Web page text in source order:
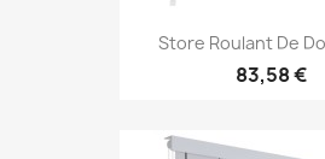
Store Roulant De
83,58 €